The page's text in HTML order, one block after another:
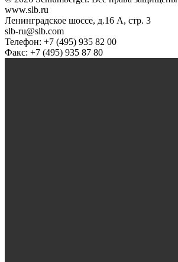
www.slb.ru
Ленинградское шоссе, д.16 А, стр. 3
slb-ru@slb.com
Телефон: +7 (495) 935 82 00
Факс: +7 (495) 935 87 80